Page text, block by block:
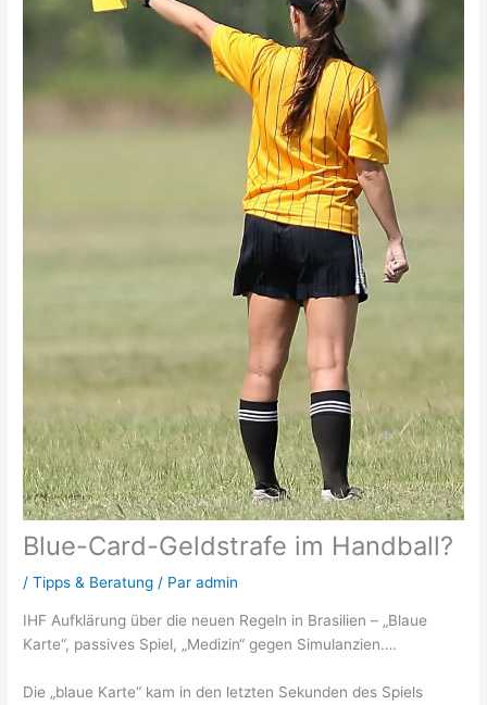
Blue-Card-Geldstrafe im Handball?
/Tipps & Beratung / Paradmin
IHF Aufklärung über die neuen Regeln in Brasilien – „Blaue
Karte“, passives Spiel, „Medizin“ gegen Simulanzien….
Die „blaue Karte“ kam in den letzten Sekunden des Spiels